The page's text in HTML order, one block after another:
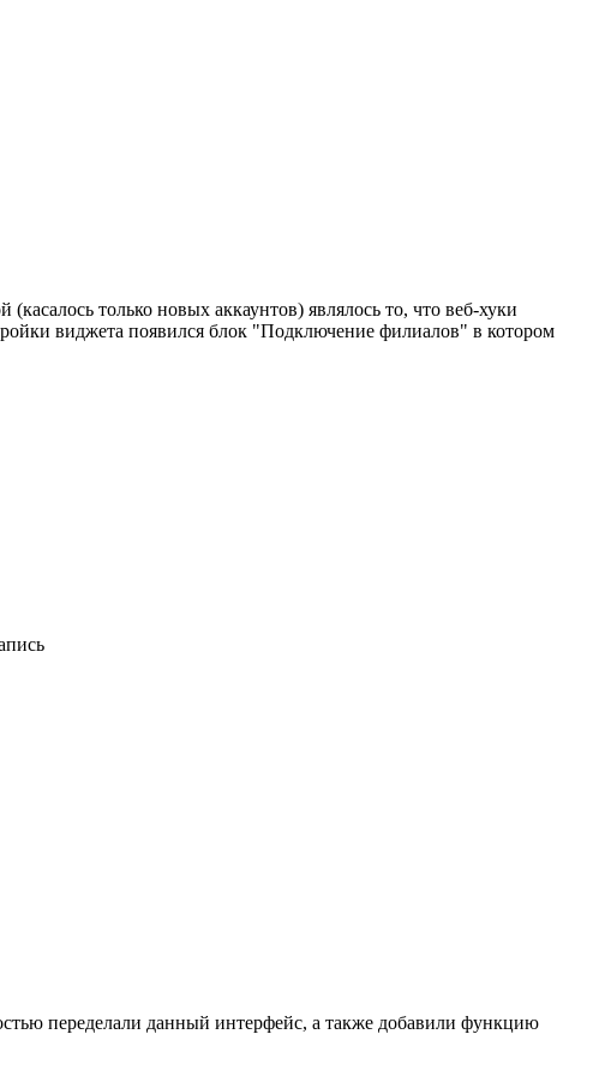
только новых аккаунтов) являлось то, что веб-хуки
виджета появился блок "Подключение филиалов" в котором
переделали данный интерфейс, а также добавили функцию